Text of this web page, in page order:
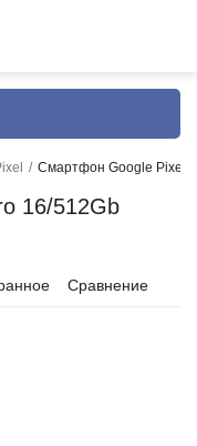
/ Смартфон Google Pixel
16/512Gb
Сравнение